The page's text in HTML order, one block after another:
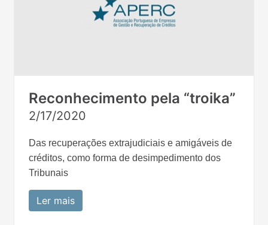
Reconhecimento pela “troika”
2/17/2020
Das recuperações extrajudiciais e amigáveis de
créditos, como forma de desimpedimento dos
Tribunais
Ler mais